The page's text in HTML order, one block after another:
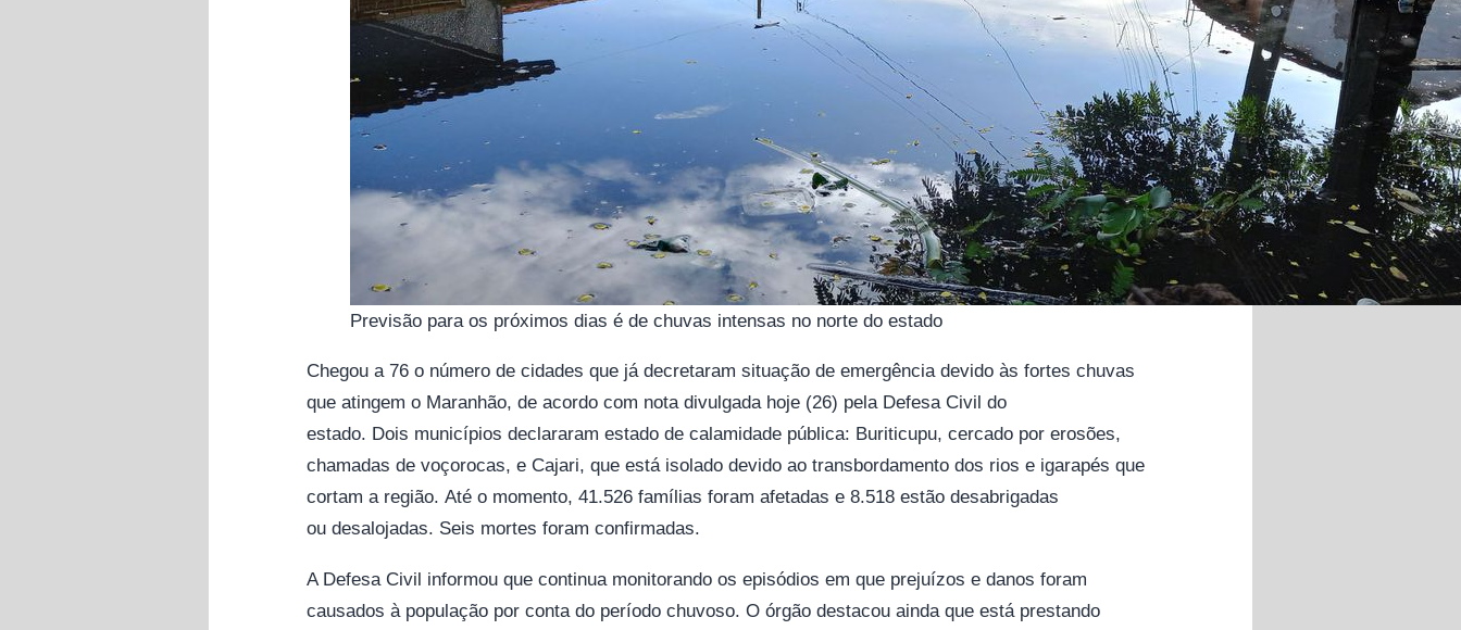
Previsão para os próximos dias é de chuvas intensas no norte do estado
Chegou a 76 o número de cidades que já decretaram situação de emergência devido às fortes chuvas
que atingem o Maranhão, de acordo com nota divulgada hoje (26) pela Defesa Civil do
estado. Dois municípios declararam estado de calamidade pública: Buriticupu, cercado por erosões,
chamadas de voçorocas, e Cajari, que está isolado devido ao transbordamento dos rios e igarapés que
cortam a região. Até o momento, 41.526 famílias foram afetadas e 8.518 estão desabrigadas
ou desalojadas. Seis mortes foram confirmadas.
A Defesa Civil informou que continua monitorando os episódios em que prejuízos e danos foram
causados à população por conta do período chuvoso. O órgão destacou ainda que está prestando